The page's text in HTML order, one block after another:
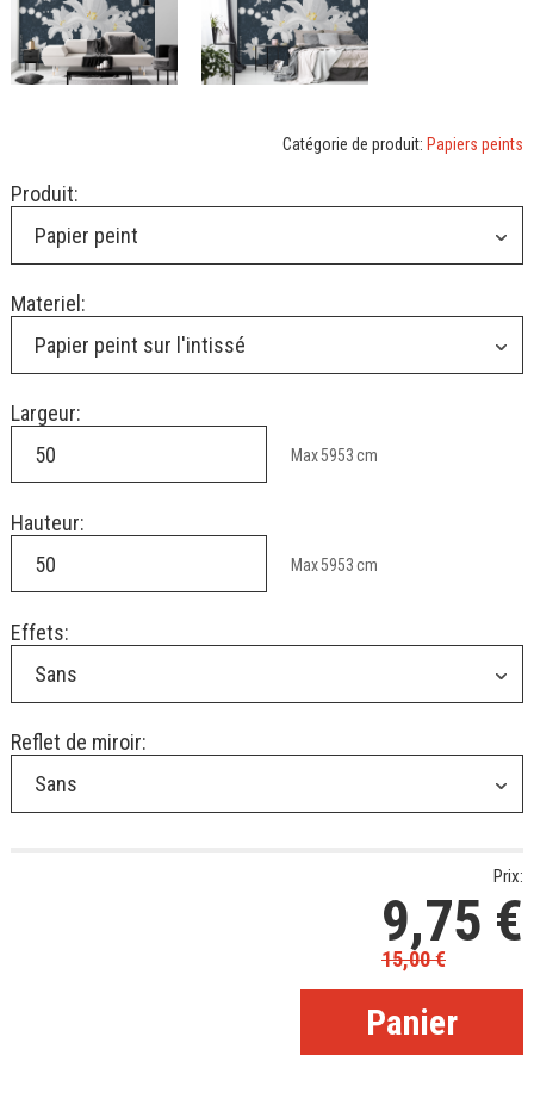
Catégorie de produit: Papiers peints
Produit:
Papier peint
Materiel:
Papier peint sur l'intissé
Largeur:
Max5953cm
Hauteur:
Max5953cm
Effets:
Sans
Reflet de miroir:
Sans
Prix:
9,75 €
15,00€